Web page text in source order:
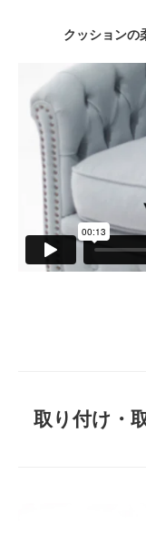
クッションの
取り付け・